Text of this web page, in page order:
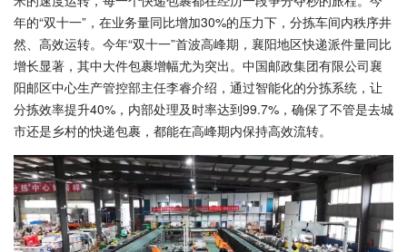
年的“双十一”，在业务量同比增加30%的压力下，分拣车间内秩序井
然、高效运转。今年“双十一”首波高峰期，襄阳地区快递派件量同比
增长显著，其中大件包裹增幅尤为突出。中国邮政集团有限公司襄
阳邮区中心生产管控部主任李睿介绍，通过智能化的分拣系统，让
分拣效率提升40%，内部处理及时率达到99.7%，确保了不管是去城
市还是乡村的快递包裹，都能在高峰期内保持高效流转。